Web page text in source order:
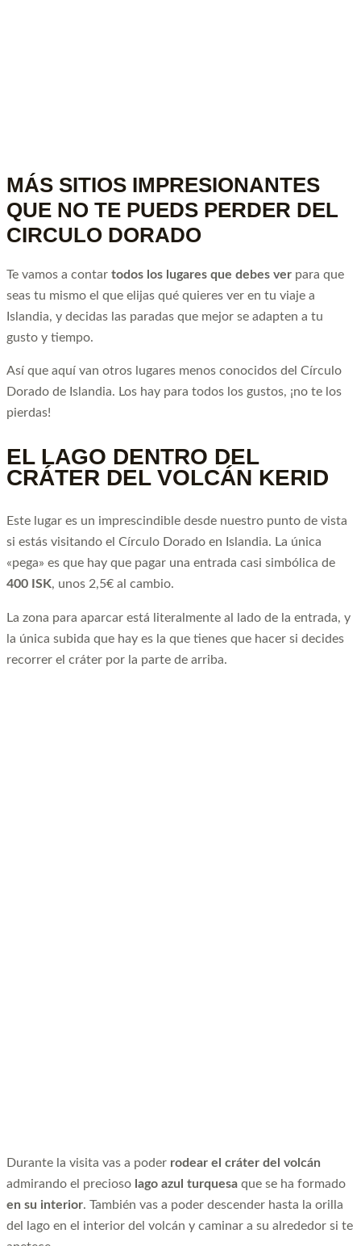
MÁS SITIOS IMPRESIONANTES
QUE NO TE PUEDS PERDER DEL
CIRCULO DORADO
Te vamos a contar todos los lugares que debes ver para que
seas tu mismo el que elijas qué quieres ver en tu viaje a
Islandia, y decidas las paradas que mejor se adapten a tu
gusto y tiempo.
Así que aquí van otros lugares menos conocidos del Círculo
Dorado de Islandia. Los hay para todos los gustos, ¡no te los
pierdas!
EL LAGO DENTRO DEL
CRÁTER DEL VOLCÁN KERID
Este lugar es un imprescindible desde nuestro punto de vista
si estás visitando el Círculo Dorado en Islandia. La única
«pega» es que hay que pagar una entrada casi simbólica de
400 ISK, unos 2,5€ al cambio.
La zona para aparcar está literalmente al lado de la entrada, y
la única subida que hay es la que tienes que hacer si decides
recorrer el cráter por la parte de arriba.
Durante la visita vas a poder rodear el cráter del volcán
admirando el precioso lago azul turquesa que se ha formado
en su interior. También vas a poder descender hasta la orilla
del lago en el interior del volcán y caminar a su alrededor si te